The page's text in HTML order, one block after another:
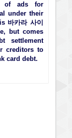
of ads for
under their
바카라 사이
but comes
settlement
creditors to
card debt.